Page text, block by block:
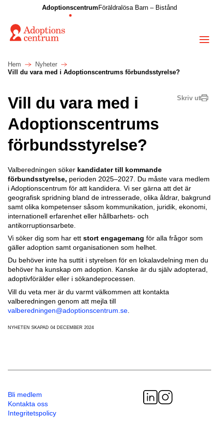
Adoptionscentrum Föräldralösa Barn – Bistånd
Hem
Nyheter
Vill du vara med i Adoptionscentrums förbundsstyrelse?
Skriv ut
Vill du vara med i
Adoptionscentrums
förbundsstyrelse?
Valberedningen söker kandidater till kommande
förbundsstyrelse, perioden 2025–2027. Du måste vara medlem
i Adoptionscentrum för att kandidera. Vi ser gärna att det är
geografisk spridning bland de intresserade, olika åldrar, bakgrund
samt olika kompetenser såsom kommunikation, juridik, ekonomi,
internationell erfarenhet eller hållbarhets- och
antikorruptionsarbete.
Vi söker dig som har ett stort engagemang för alla frågor som
gäller adoption samt organisationen som helhet.
Du behöver inte ha suttit i styrelsen för en lokalavdelning men du
behöver ha kunskap om adoption. Kanske är du själv adopterad,
adoptivförälder eller i sökandeprocessen.
Vill du veta mer är du varmt välkommen att kontakta
valberedningen genom att mejla till
valberedningen@adoptionscentrum.se
NYHETEN SKAPAD 04 DECEMBER 2024
Bli medlem
Kontakta oss
Integritetspolicy